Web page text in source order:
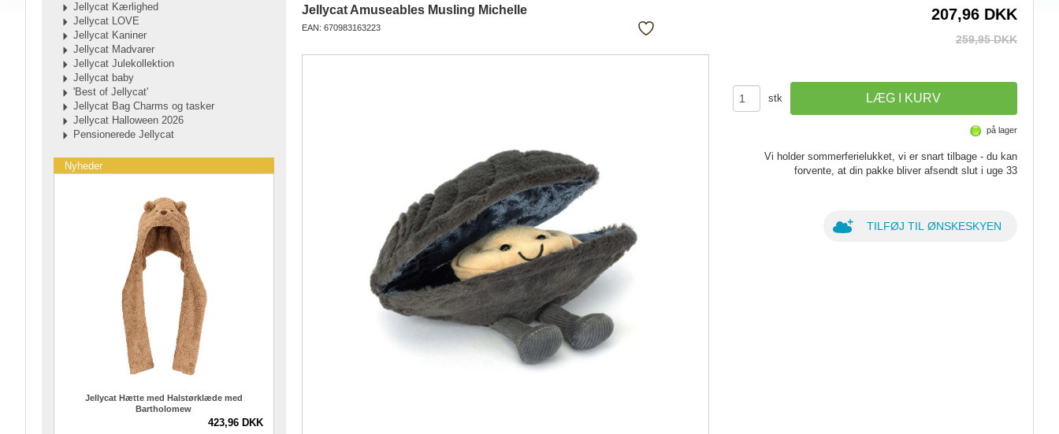
Jellycat Amuseables Musling Michelle
EAN: 670983163223
207,96 DKK
259,95 DKK
stk
på lager
Vi holder sommerferielukket, vi er snart tilbage - du kan
forvente, at din pakke bliver afsendt slut i uge 33
TILFØJ TIL ØNSKESKYEN
Jellycat Kærlighed
Jellycat LOVE
Jellycat Kaniner
Jellycat Madvarer
Jellycat Julekollektion
Jellycat baby
'Best of Jellycat'
Jellycat Bag Charms og tasker
Jellycat Halloween 2026
Pensionerede Jellycat
Nyheder
Jellycat Hætte med Halstørklæde med
Bartholomew
423,96 DKK